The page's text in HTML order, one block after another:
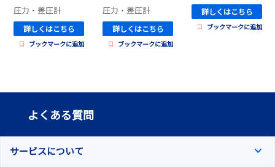
圧力・差圧計
詳しくはこちら
ブックマークに追加
圧力・差圧計
詳しくはこちら
ブックマークに追加
詳しくはこちら
ブックマークに追加
よくある質問
サービスについて